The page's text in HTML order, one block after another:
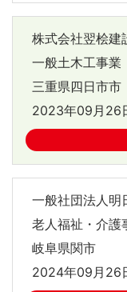
株式会社翌桧建
一般土木工事業
三重県四日市市
2023年09月26
一般社団法人明
老人福祉・介護
岐阜県関市
2024年09月26